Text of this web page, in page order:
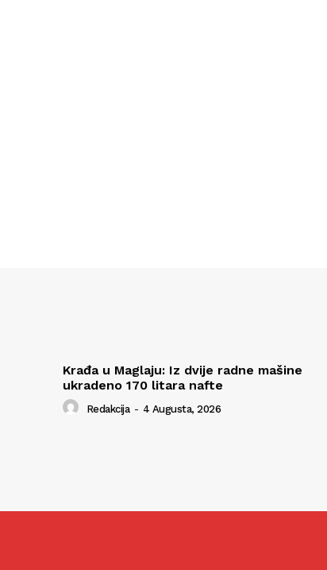
Krađa u Maglaju: Iz dvije radne mašine
ukradeno 170 litara nafte
Redakcija - 4 Augusta, 2026